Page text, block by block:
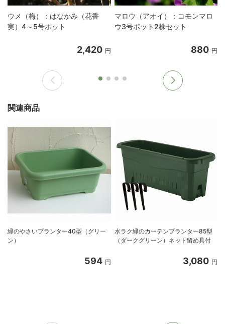
ウメ（梅）：はなかみ（花香
実）4～5号ポット
2,420 円
マロウ（アオイ）：コモンマロ
ウ3号ポット2株セット
880 円
関連商品
緑のやさいプランター40型（グリー
ン）
594 円
水ラク緑のカーテンプランター85型
（ダークグリーン）ネット留め具付
3,080 円